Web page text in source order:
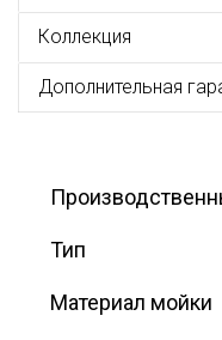
Коллекция
Дополнительная
Тип
Материал мойки